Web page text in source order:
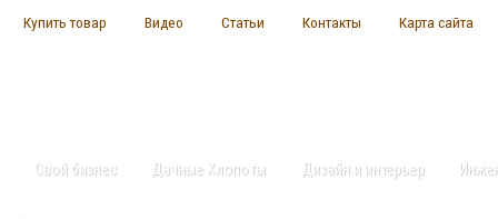
Купить товар Видео Статьи Контакты Карта сайта
Свой бизнес Дачные Хлопоты Дизайн и интерьер